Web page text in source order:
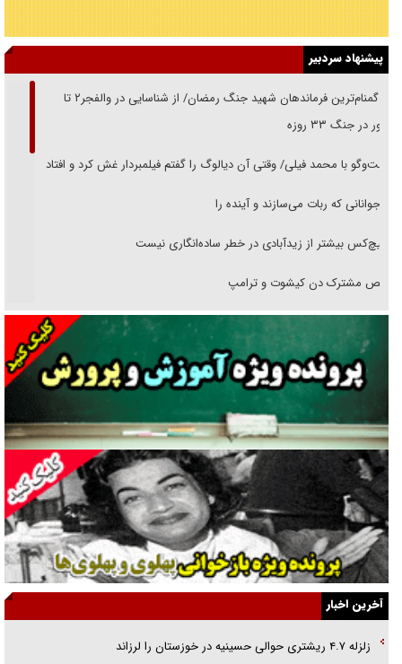
پیشنهاد سردبیر
از گمنام‌ترین فرماندهان شهید جنگ رمضان/ از شناسایی در والفجر۲ تا
حضور در جنگ ۳۳ روزه
گفت‌وگو با محمد فیلی/ وقتی آن دیالوگ را گفتم فیلمبردار غش کرد و افتاد
نوجوانانی که ربات می‌سازند و آینده را
هیچ‌کس بیشتر از زیدآبادی در خطر ساده‌انگاری نیست
رقص مشترک دن کیشوت و ترامپ
دنده دولت به واگذاری مسئله‌دار ایران‌خودرو/ خصوصی‌سازی یا انحصار؟
غریزه‌ی بقا و آقای باقی و رفقا
جراحی‌های زیبایی با مدرک فوق‌دیپلم! + گفت‌وگو با متهم
گفت‌وگو با همسر یکی از شهدای جنگ رمضان/ پیکر بی‌سر شهید را از
انگشت‌های پا شناسایی کردیم
نسلی که آنلاین الگو می‌گیرد
گفت‌وگو با آیت‌الله جاودان/ جفای مخالفان مکانت معنوی رهبر شهید را
ارتقا می‌داد
راننده مست به قانون می‌خندد
همه آقای دوربینی شده‌ایم!
آخرین اخبار
زلزله ۴.۷ ریشتری حوالی حسینیه در خوزستان را لرزاند